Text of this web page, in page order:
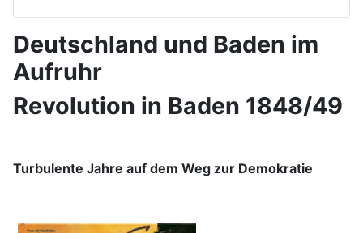
Deutschland und Baden im
Aufruhr
Revolution in Baden 1848/49
Turbulente Jahre auf dem Weg zur Demokratie